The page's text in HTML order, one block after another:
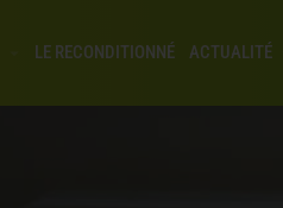
LE RECONDITIONNÉ ACTUALITÉ